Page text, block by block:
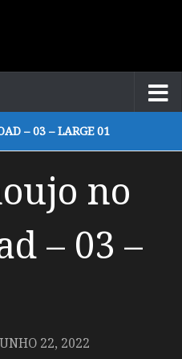
– 03 – LARGE 01
no
– 03 –
22, 2022